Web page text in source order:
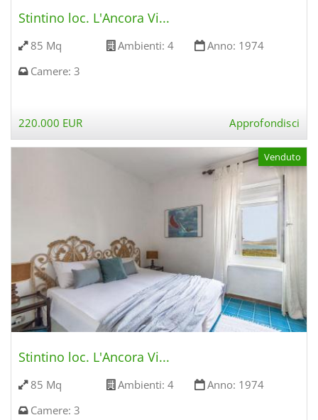
Stintino loc. L'Ancora Vi...
85 Mq Ambienti: 4 Anno: 1974
Camere: 3
220.000 EUR Approfondisci
Venduto
Stintino loc. L'Ancora Vi...
85 Mq Ambienti: 4 Anno: 1974
Camere: 3